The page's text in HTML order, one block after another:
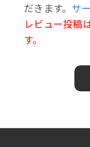
だきます。 サ
レビュー投稿
す。